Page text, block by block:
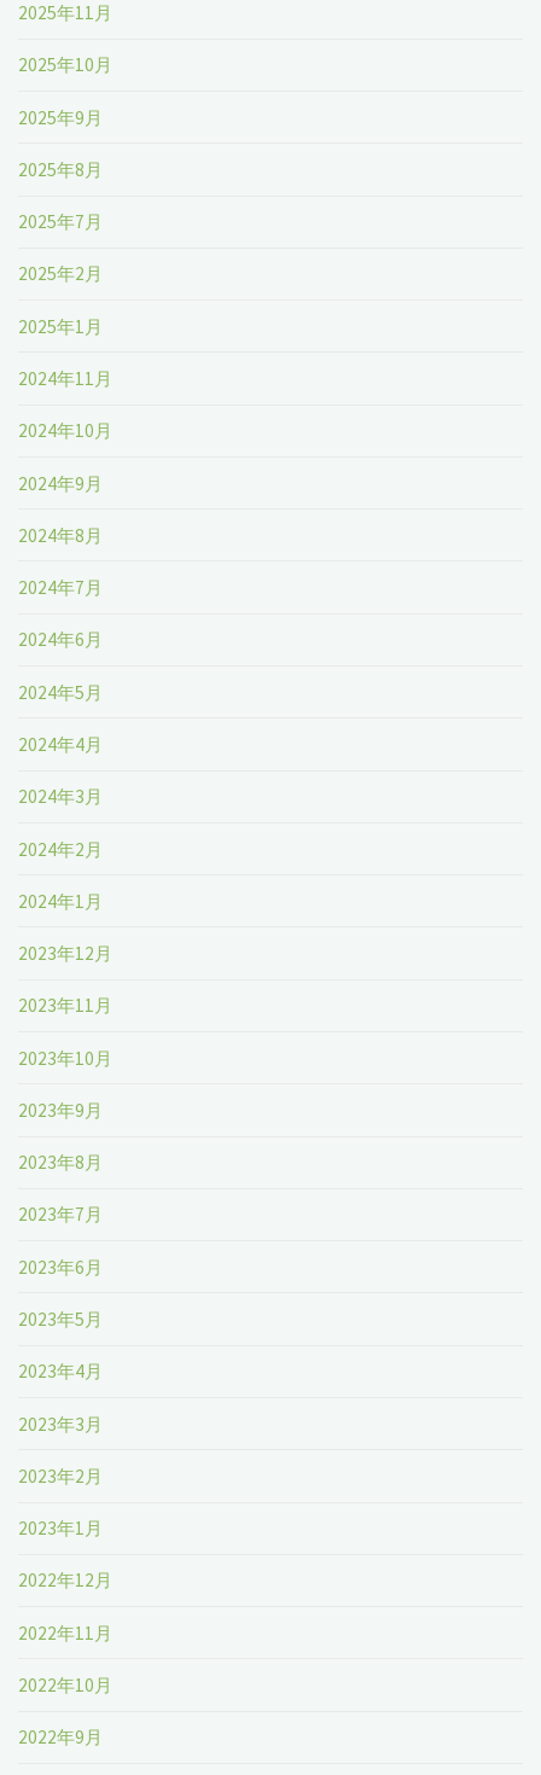
2025年11月
2025年10月
2025年9月
2025年8月
2025年7月
2025年2月
2025年1月
2024年11月
2024年10月
2024年9月
2024年8月
2024年7月
2024年6月
2024年5月
2024年4月
2024年3月
2024年2月
2024年1月
2023年12月
2023年11月
2023年10月
2023年9月
2023年8月
2023年7月
2023年6月
2023年5月
2023年4月
2023年3月
2023年2月
2023年1月
2022年12月
2022年11月
2022年10月
2022年9月